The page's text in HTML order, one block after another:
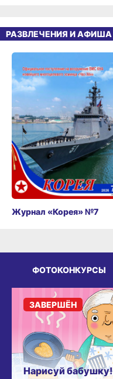
РАЗВЛЕЧЕНИЯ И АФИША
Журнал «Корея» №7
ФОТОКОНКУРСЫ
Нарисуй бабушку!
ЗАВЕРШЁН